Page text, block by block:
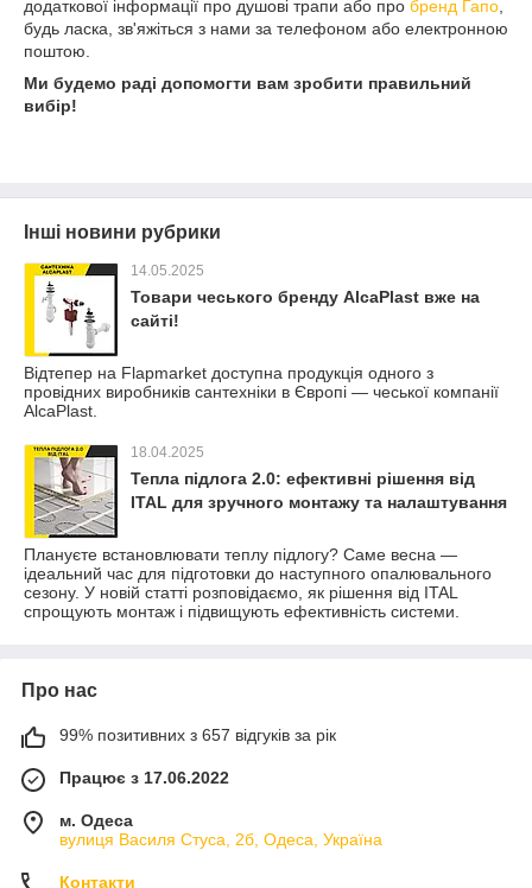
додаткової інформації про душові трапи або про бренд Гапо
будь ласка, зв'яжіться з нами за телефоном або електронною
поштою.
Ми будемо раді допомогти вам зробити правильний
вибір!
Інші новини рубрики
14.05.2025
Товари чеського бренду AlcaPlast вже на
сайті!
Відтепер на Flapmarket доступна продукція одного з
провідних виробників сантехніки в Європі — чеської компанії
AlcaPlast.
18.04.2025
Тепла підлога 2.0: ефективні рішення від
ITAL для зручного монтажу та налаштування
Плануєте встановлювати теплу підлогу? Саме весна —
ідеальний час для підготовки до наступного опалювального
сезону. У новій статті розповідаємо, як рішення від ITAL
спрощують монтаж і підвищують ефективність системи.
Про нас
99% позитивних з 657 відгуків за рік
Працює з 17.06.2022
м. Одеса
вулиця Василя Стуса, 2б, Одеса, Україна
Контакти